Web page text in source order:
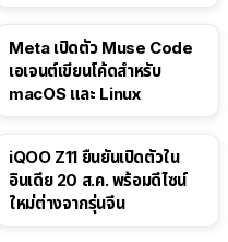
Meta เปิดตัว Muse Code
เอเจนต์เขียนโค้ดสำหรับ
macOS และ Linux
iQOO Z11 ยืนยันเปิดตัวใน
อินเดีย 20 ส.ค. พร้อมดีไซน์
ใหม่ต่างจากรุ่นจีน